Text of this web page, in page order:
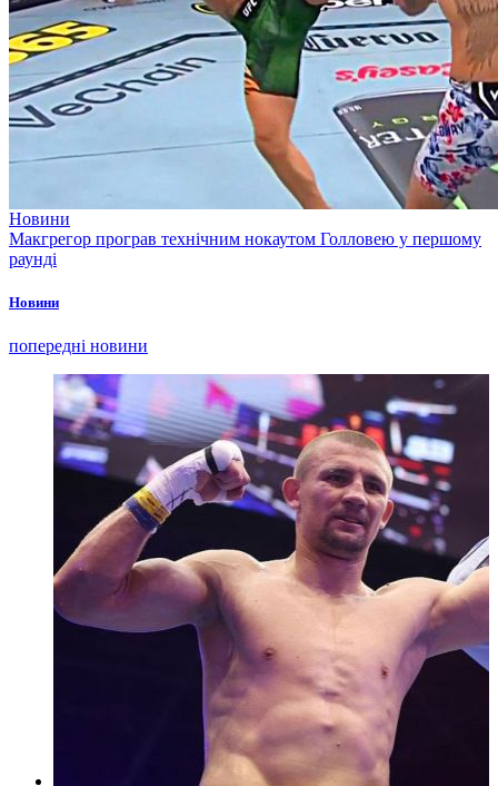
Новини
Макгрегор програв технічним нокаутом Голловею у першому
раунді
Новини
попередні новини